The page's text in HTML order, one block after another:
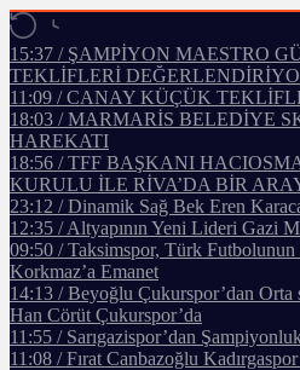
15:37 / ŞAMPİYON MAESTRO
TEKLİFLERİ
11:09 / CANAY KÜÇÜK
18:03 / MARMARİS BELEDİYE
HAREKATI
18:56 / TFF BAŞKANI
KURULU İLE RİVA’DA BİR
23:12 / Dinamik Sağ Bek Eren
12:35 / Altyapının Yeni Lideri Gazi
09:50 / Taksimspor, Türk
Korkmaz’a Emanet
14:13 / Beyoğlu Çukurspor’dan Orta
Han Cörüt Çukurspor’da
11:55 / Sarıgazispor’dan
11:08 / Fırat Canbazoğlu